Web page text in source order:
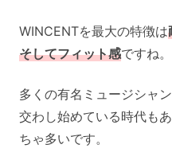
WINCENTを最大の特徴は
そしてフィット感ですね。
多くの有名ミュージシャ
交わし始めている時代も
ちゃ多いです。